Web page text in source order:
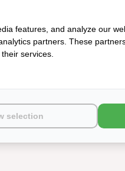
features, and analyze our
partners. These
services.
selection